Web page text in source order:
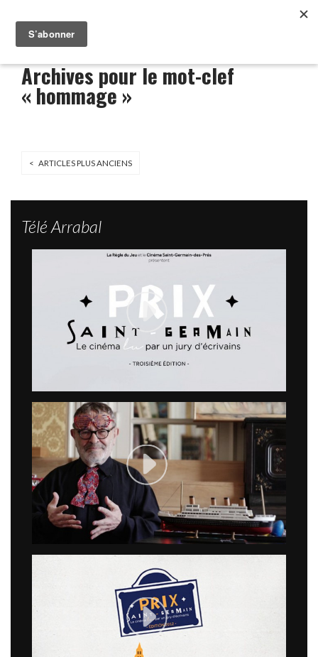
Archives pour le mot-clef
« hommage »
< ARTICLES PLUS ANCIENS
Télé Arrabal